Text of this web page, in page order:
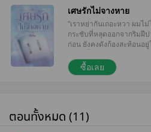
เศษรักไม่จางหาย
"เราหย่ากันเถอะหวา ผมไ
กระชับที่หลุดออกจากริมฝี
ก่อน ยังคงดังก้องสะท้อนอ
โคลนหรือทุบตีทำลายข้าวข
เยือกเย็น แววตาที่ว่างเปล่
เป็นตัวเร่งปฏิกิริยาที่ทำให้
ซื้อเลย
ตอนทั้งหมด (11)